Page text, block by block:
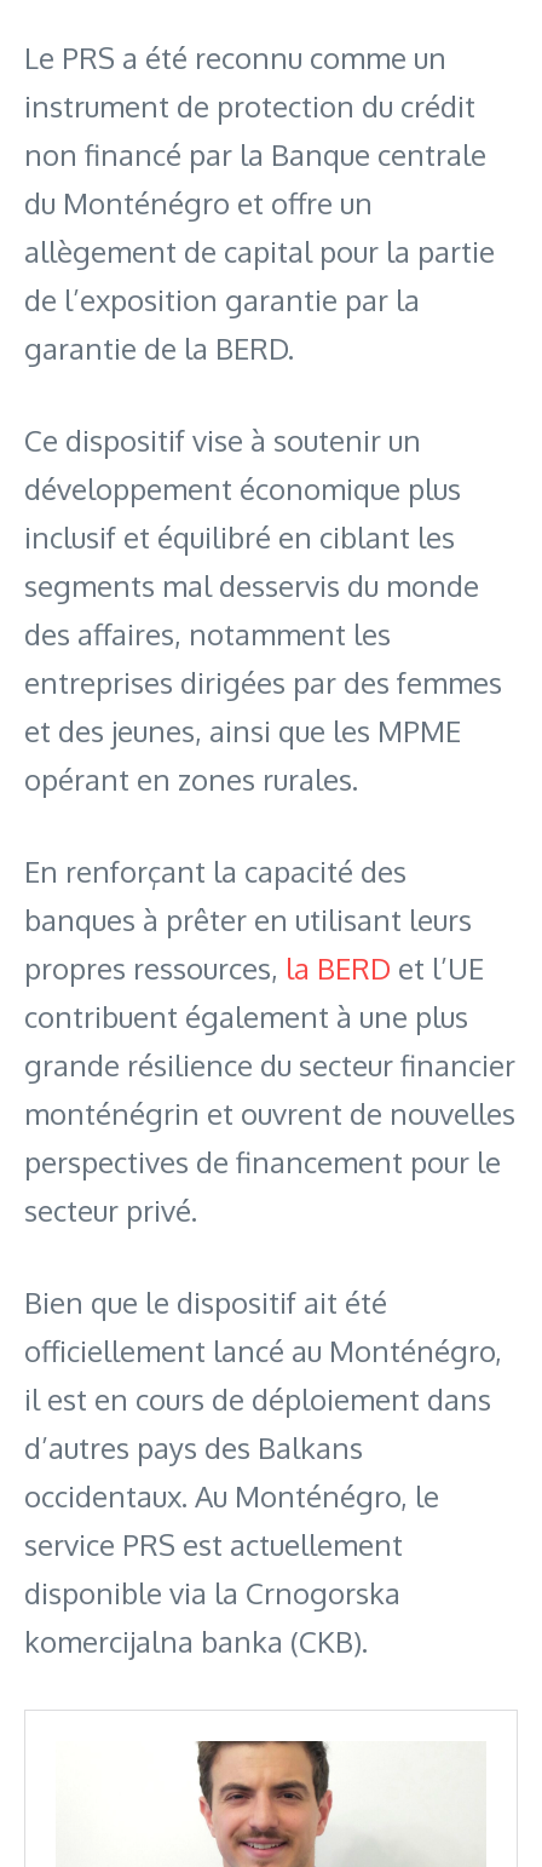
Le PRS a été reconnu comme un
instrument de protection du crédit
non financé par la Banque centrale
du Monténégro et offre un
allègement de capital pour la partie
de l’exposition garantie par la
garantie de la BERD.
Ce dispositif vise à soutenir un
développement économique plus
inclusif et équilibré en ciblant les
segments mal desservis du monde
des affaires, notamment les
entreprises dirigées par des femmes
et des jeunes, ainsi que les MPME
opérant en zones rurales.
En renforçant la capacité des
banques à prêter en utilisant leurs
propres ressources, la BERD et l’UE
contribuent également à une plus
grande résilience du secteur financier
monténégrin et ouvrent de nouvelles
perspectives de financement pour le
secteur privé.
Bien que le dispositif ait été
officiellement lancé au Monténégro,
il est en cours de déploiement dans
d’autres pays des Balkans
occidentaux. Au Monténégro, le
service PRS est actuellement
disponible via la Crnogorska
komercijalna banka (CKB).